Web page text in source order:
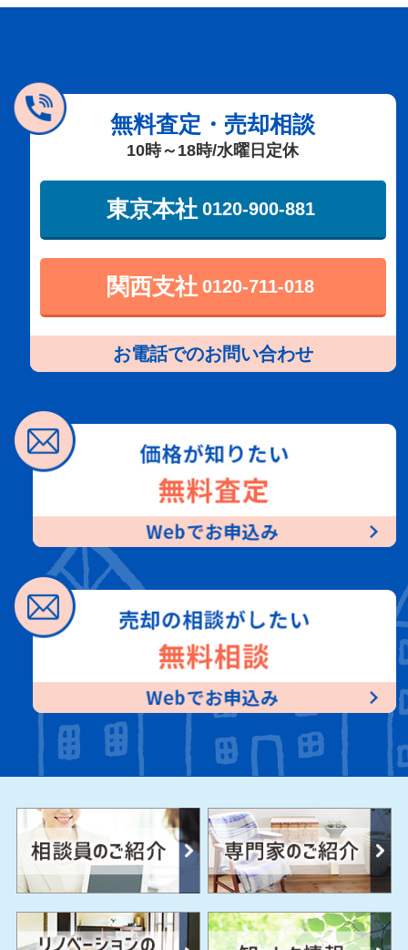
無料査定・売却相談
10時～18時/水曜日定休
東京本社 0120-900-881
関西支社 0120-711-018
お電話でのお問い合わせ